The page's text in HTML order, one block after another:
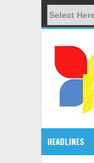
HEADLINES